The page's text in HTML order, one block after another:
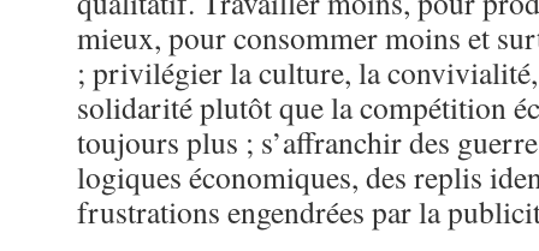
mieux, pour consommer moins et
; privilégier la culture, la
solidarité plutôt que la compétition
toujours plus ; s’affranchir des
logiques économiques, des replis
frustrations engendrées par la